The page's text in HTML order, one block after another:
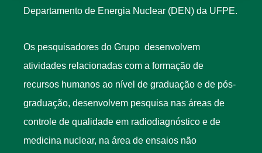
Departamento de Energia Nuclear (DEN) da UFPE.
Os pesquisadores do Grupo desenvolvem
atividades relacionadas com a formação de
recursos humanos ao nível de graduação e de pós-
graduação, desenvolvem pesquisa nas áreas de
controle de qualidade em radiodiagnóstico e de
medicina nuclear, na área de ensaios não